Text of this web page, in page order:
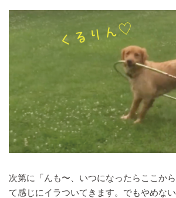
次第に「んも〜、いつになったらここか
て感じにイラついてきます。でもやめない